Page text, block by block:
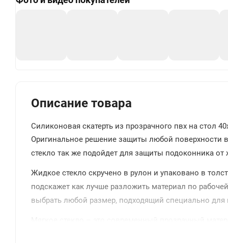
Описание товара
Силиконовая скатерть из прозрачного пвх на стол
Оригинальное решение защиты любой поверхности
стекло так же подойдет для защиты подоконника
Жидкое стекло скручено в рулон и упаковано в
подскажет как лучше разложить материал по
выбрать любой размер, подходящий специально для
стола легко подрезать ножницами или